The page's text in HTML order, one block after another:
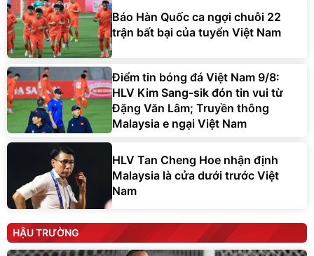
Báo Hàn Quốc ca ngợi chuỗi 22
trận bất bại của tuyển Việt Nam
Điểm tin bóng đá Việt Nam 9/8:
HLV Kim Sang-sik đón tin vui từ
Đặng Văn Lâm; Truyền thông
Malaysia e ngại Việt Nam
HLV Tan Cheng Hoe nhận định
Malaysia là cửa dưới trước Việt
Nam
HẬU TRƯỜNG